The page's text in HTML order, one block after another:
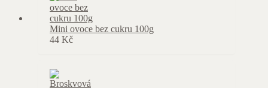
Mini ovoce bez cukru 100g
44 Kč